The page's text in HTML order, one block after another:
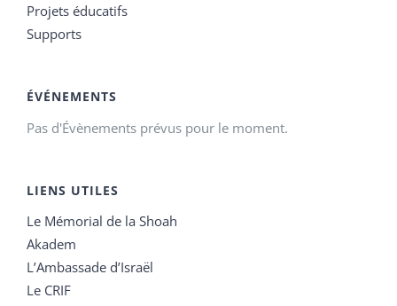
Projets éducatifs
Supports
ÉVÉNEMENTS
Pas d'Évènements prévus pour le moment.
LIENS UTILES
Le Mémorial de la Shoah
Akadem
L’Ambassade d’Israël
Le CRIF